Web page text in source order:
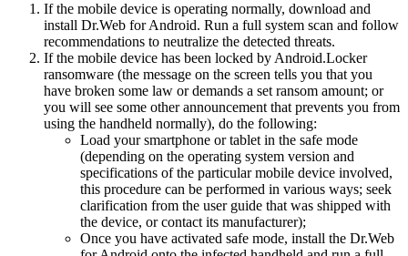
If the mobile device is operating normally, download and
install Dr.Web for Android. Run a full system scan and follow
recommendations to neutralize the detected threats.
If the mobile device has been locked by Android.Locker
ransomware (the message on the screen tells you that you
have broken some law or demands a set ransom amount; or
you will see some other announcement that prevents you from
using the handheld normally), do the following:
Load your smartphone or tablet in the safe mode
(depending on the operating system version and
specifications of the particular mobile device involved,
this procedure can be performed in various ways; seek
clarification from the user guide that was shipped with
the device, or contact its manufacturer);
Once you have activated safe mode, install the Dr.Web